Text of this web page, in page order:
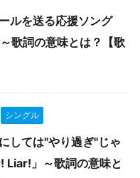
ルを送る応援ソング
歌詞の意味とは？【歌
シングル
しては"やり過ぎ"じゃ
Liar!」～歌詞の意味と